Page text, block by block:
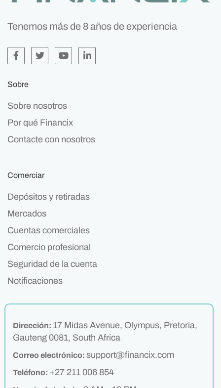
Tenemos más de 8 años de experiencia
Sobre
Sobre nosotros
Por qué Financix
Contacte con nosotros
Comerciar
Depósitos y retiradas
Mercados
Cuentas comerciales
Comercio profesional
Seguridad de la cuenta
Notificaciones
Dirección: 17 Midas Avenue, Olympus, Pretoria,
Gauteng 0081, South Africa
Correo electrónico: support@financix.com
Teléfono: +27 211 006 854